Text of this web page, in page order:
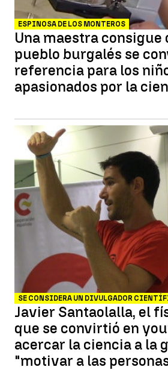
ESPINOSA DE LOS MONTEROS
Una maestra consigue
pueblo burgalés se
referencia para los
apasionados por la
SE CONSIDERA UN DIVULGADOR
Javier Santaolalla, el
que se convirtió en
acercar la ciencia a la
"motivar a las